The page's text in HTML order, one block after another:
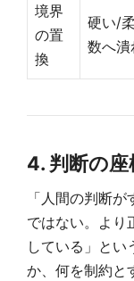
境界
の置
換
硬い/
数へ潰
4. 判断の
「人間の判断
ではない。より
している」とい
か、何を制約と